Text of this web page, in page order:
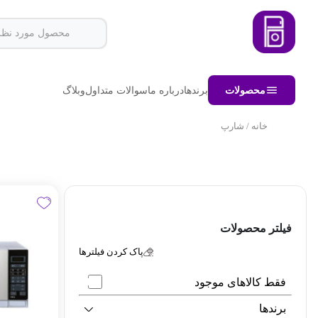
محصولات برندهادرباره ماسوالات متداولوبلاگ
خانه / شارپ
فیلتر محصولات
پاک کردن فیلترها
فقط کالاهای موجود
برندها